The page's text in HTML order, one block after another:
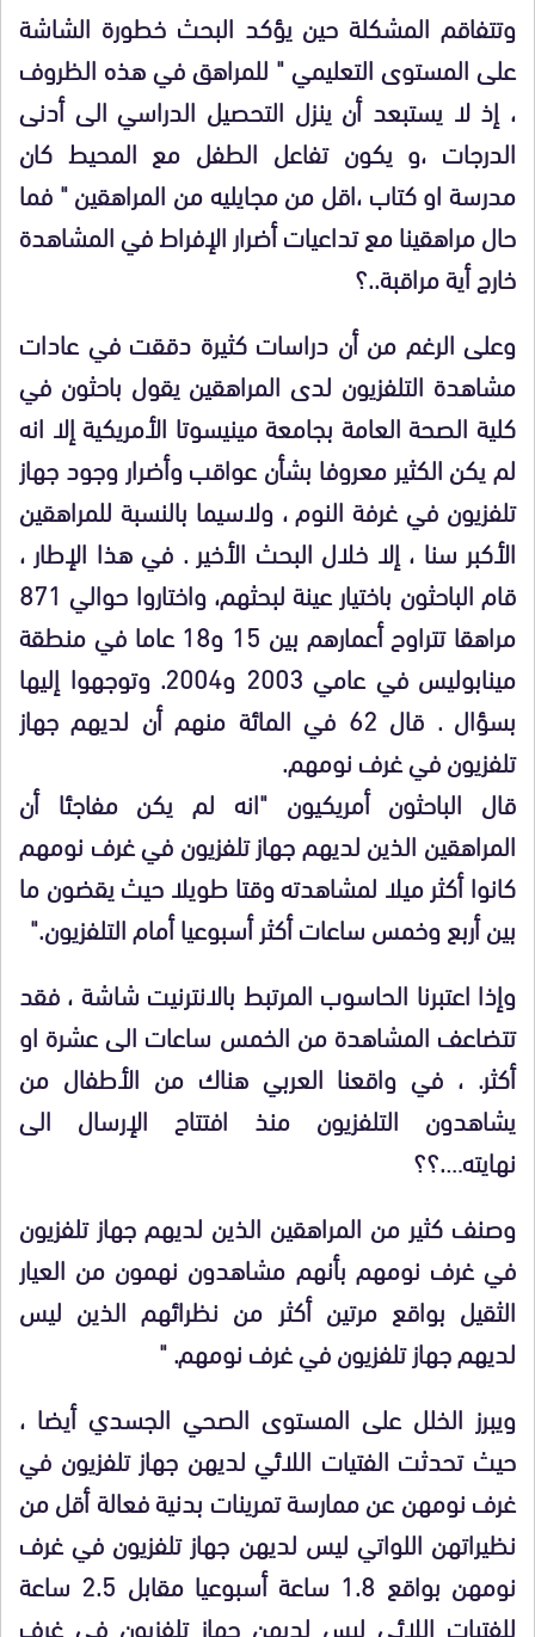
وتتفاقم المشكلة حين يؤكد البحث خطورة الشاشة
على المستوى التعليمي " للمراهق في هذه الظروف
، إذ لا يستبعد أن ينزل التحصيل الدراسي الى أدنى
الدرجات ،و يكون تفاعل الطفل مع المحيط كان
مدرسة او كتاب ،اقل من مجايليه من المراهقين " فما
حال مراهقينا مع تداعيات أضرار الإفراط في المشاهدة
خارج أية مراقبة..؟
وعلى الرغم من أن دراسات كثيرة دققت في عادات
مشاهدة التلفزيون لدى المراهقين يقول باحثون في
كلية الصحة العامة بجامعة مينيسوتا الأمريكية إلا انه
لم يكن الكثير معروفا بشأن عواقب وأضرار وجود جهاز
تلفزيون في غرفة النوم ، ولاسيما بالنسبة للمراهقين
الأكبر سنا ، إلا خلال البحث الأخير . في هذا الإطار ،
قام الباحثون باختيار عينة لبحثهم، واختاروا حوالي 871
مراهقا تتراوح أعمارهم بين 15 و18 عاما في منطقة
مينابوليس في عامي 2003 و2004. وتوجهوا إليها
بسؤال . قال 62 في المائة منهم أن لديهم جهاز
تلفزيون في غرف نومهم.
قال الباحثون أمريكيون "انه لم يكن مفاجئا أن
المراهقين الذين لديهم جهاز تلفزيون في غرف نومهم
كانوا أكثر ميلا لمشاهدته وقتا طويلا حيث يقضون ما
بين أربع وخمس ساعات أكثر أسبوعيا أمام التلفزيون."
وإذا اعتبرنا الحاسوب المرتبط بالانترنيت شاشة ، فقد
تتضاعف المشاهدة من الخمس ساعات الى عشرة او
أكثر. ، في واقعنا العربي هناك من الأطفال من
يشاهدون التلفزيون منذ افتتاح الإرسال الى
نهايته….؟؟
وصنف كثير من المراهقين الذين لديهم جهاز تلفزيون
في غرف نومهم بأنهم مشاهدون نهمون من العيار
الثقيل بواقع مرتين أكثر من نظرائهم الذين ليس
لديهم جهاز تلفزيون في غرف نومهم. "
ويبرز الخلل على المستوى الصحي الجسدي أيضا ،
حيث تحدثت الفتيات اللائي لديهن جهاز تلفزيون في
غرف نومهن عن ممارسة تمرينات بدنية فعالة أقل من
نظيراتهن اللواتي ليس لديهن جهاز تلفزيون في غرف
نومهن بواقع 1.8 ساعة أسبوعيا مقابل 2.5 ساعة
للفتيات اللائي ليس لديهن جهاز تلفزيون في غرف